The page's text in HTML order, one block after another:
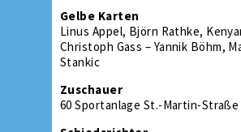
Gelbe Karten
Linus Appel, Björn Rathke,
Christoph Gass – Yannik Böhm,
Stankic
Zuschauer
60 Sportanlage St.-Martin-Straße